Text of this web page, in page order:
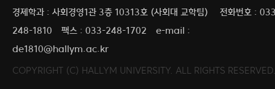
경제학과 : 사회경영1관 3층 10313호 (사회대 교학팀)
전화번호 :
248-1810
팩스 : 033-248-1702
e-mail :
de1810@hallym.ac.kr
COPYRIGHT (C) HALLYM UNIVERSITY. ALL RIGHTS